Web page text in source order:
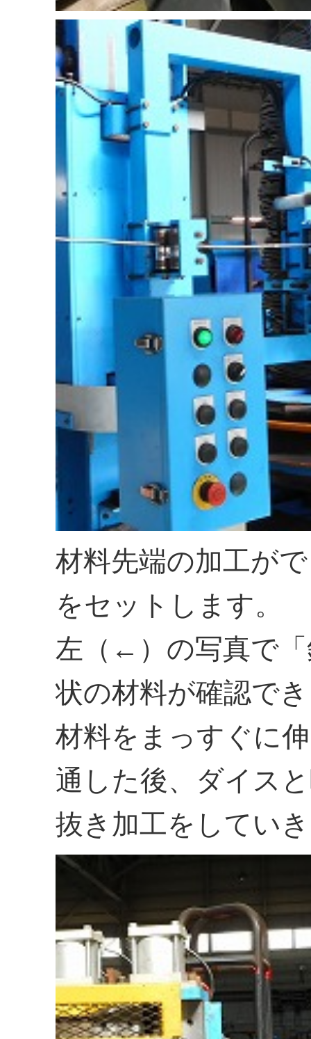
材料先端の加工が
をセットします。
左（←）の写真で
状の材料が確認で
材料をまっすぐに
通した後、ダイス
抜き加工をしてい